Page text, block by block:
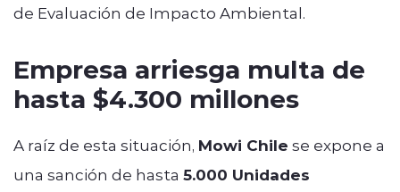
de Evaluación de Impacto Ambiental.
Empresa arriesga multa de
hasta $4.300 millones
A raíz de esta situación, Mowi Chile se expone a
una sanción de hasta 5.000 Unidades